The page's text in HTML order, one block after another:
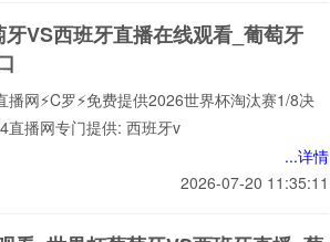
VS西班牙直播在线观看_葡萄牙
网⚡️C罗⚡️免费提供2026世界杯淘汰赛1/8决
直播网专门提供: 西班牙v
...详情
2026-07-20 11:35:11